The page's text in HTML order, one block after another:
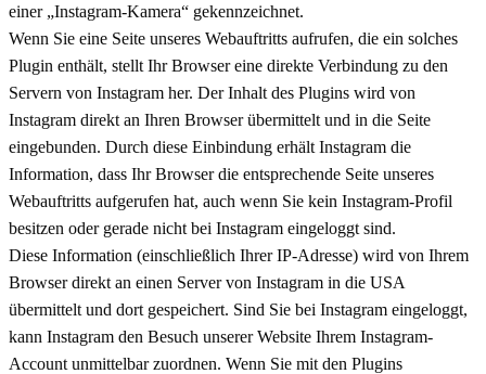
einer „Instagram-Kamera“ gekennzeichnet.
Wenn Sie eine Seite unseres Webauftritts aufrufen, die ein solches
Plugin enthält, stellt Ihr Browser eine direkte Verbindung zu den
Servern von Instagram her. Der Inhalt des Plugins wird von
Instagram direkt an Ihren Browser übermittelt und in die Seite
eingebunden. Durch diese Einbindung erhält Instagram die
Information, dass Ihr Browser die entsprechende Seite unseres
Webauftritts aufgerufen hat, auch wenn Sie kein Instagram-Profil
besitzen oder gerade nicht bei Instagram eingeloggt sind.
Diese Information (einschließlich Ihrer IP-Adresse) wird von Ihrem
Browser direkt an einen Server von Instagram in die USA
übermittelt und dort gespeichert. Sind Sie bei Instagram eingeloggt,
kann Instagram den Besuch unserer Website Ihrem Instagram-
Account unmittelbar zuordnen. Wenn Sie mit den Plugins